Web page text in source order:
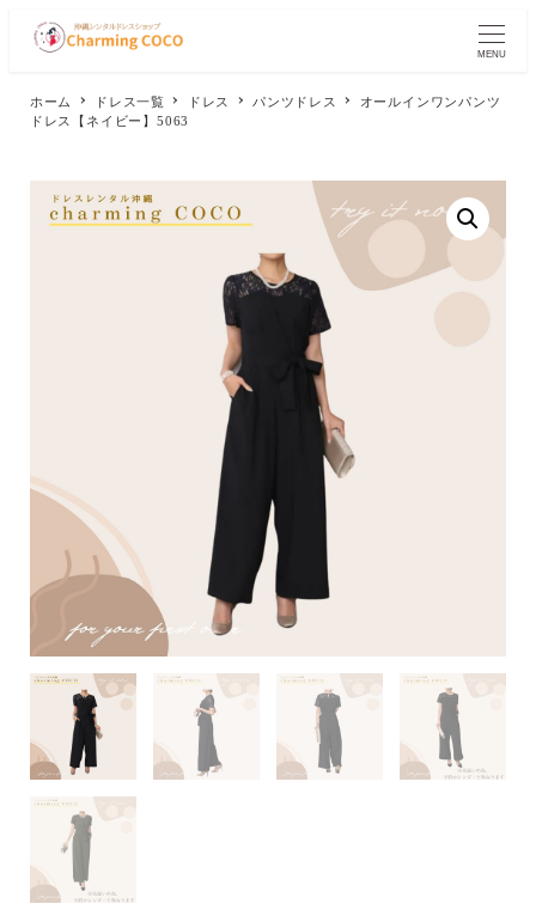
MENU
ホーム ドレス一覧 ドレス パンツドレス
オールインワンパンツ
ドレス【ネイビー】5063